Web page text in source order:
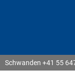
Schwanden +41 55